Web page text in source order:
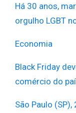
Há 30 anos,
orgulho LGBT
Economia
Black Friday
comércio do
São Paulo